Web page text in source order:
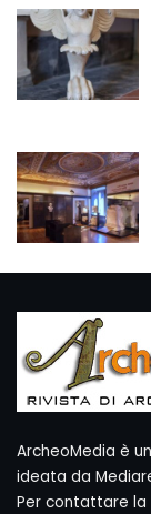
ArcheoMedia è
ideata da
Per contattare la